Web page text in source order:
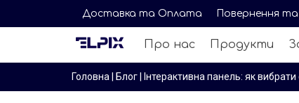
Доставка та Оплата Повернення та
Про нас Продукти
Головна | Блог| Інтерактивна панель: як